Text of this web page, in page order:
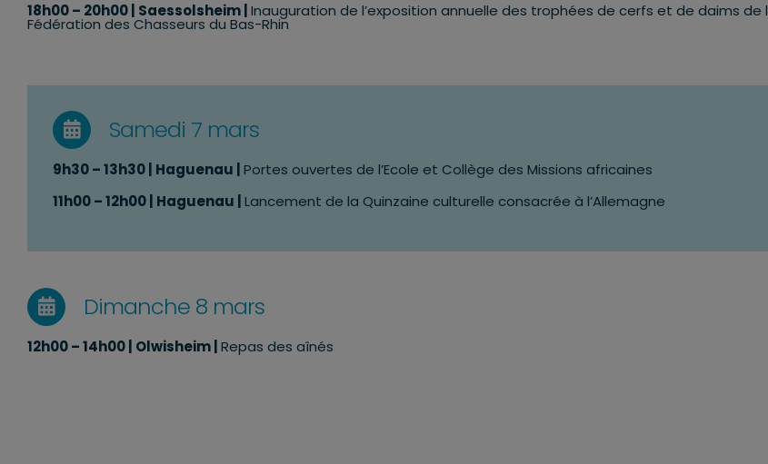
18h00 – 20h00 | Saessolsheim | Inauguration de l’exposition annuelle des trophées de cerfs et de daims de
Fédération des Chasseurs du Bas-Rhin
Samedi 7 mars
9h30 – 13h30 | Haguenau | Portes ouvertes de l’Ecole et Collège des Missions africaines
11h00 – 12h00 | Haguenau | Lancement de la Quinzaine culturelle consacrée à l’Allemagne
Dimanche 8 mars
12h00 – 14h00 | Olwisheim | Repas des aînés